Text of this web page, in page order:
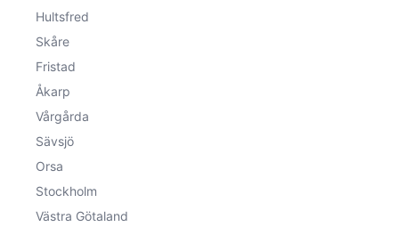
Hultsfred
Skåre
Fristad
Åkarp
Vårgårda
Sävsjö
Orsa
Stockholm
Västra Götaland